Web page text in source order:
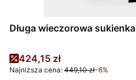
Długa wieczorowa sukienka
Cena promocyjna
424,15 zł
Najniższa cena: 449,10 zł-6%